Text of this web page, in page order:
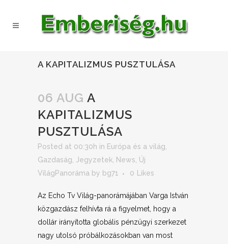
A KAPITALIZMUS PUSZTULÁSA
06 AUG A
KAPITALIZMUS
PUSZTULÁSA
Posted at 00:30h in Európa és a világ
Gazdaság
Jegyzetek News Új
VilágPanoráma by bg71 0 Likes
Az Echo Tv Világ-panorámájában Varga István
közgazdász felhívta rá a figyelmet, hogy a
dollár irányította globális pénzügyi szerkezet
nagy utolsó próbálkozásokban van most